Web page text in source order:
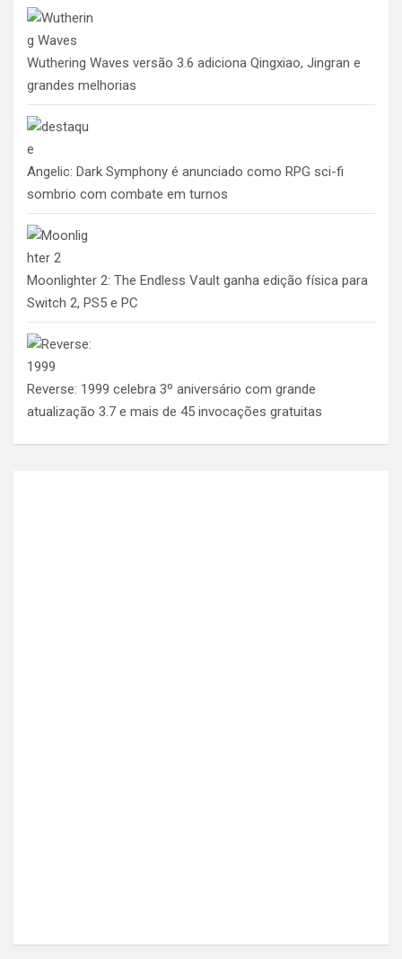
Wuthering Waves versão 3.6 adiciona Qingxiao, Jingran e
grandes melhorias
Angelic: Dark Symphony é anunciado como RPG sci-fi
sombrio com combate em turnos
Moonlighter 2: The Endless Vault ganha edição física para
Switch 2, PS5 e PC
Reverse: 1999 celebra 3º aniversário com grande
atualização 3.7 e mais de 45 invocações gratuitas